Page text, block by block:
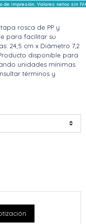
de impresión. Valores netos sin
rosca de PP y
para facilitar su
24,5 cm x Diámetro 7,2
disponible para
unidades mínimas
términos y